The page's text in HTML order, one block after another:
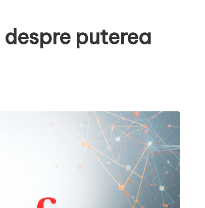
puterea